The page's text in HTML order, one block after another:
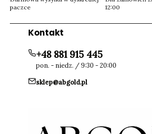
paczce
12:00
Kontakt
+48 881 915 445
pon. - niedz. / 9:30 - 20:00
sklep@abgold.pl